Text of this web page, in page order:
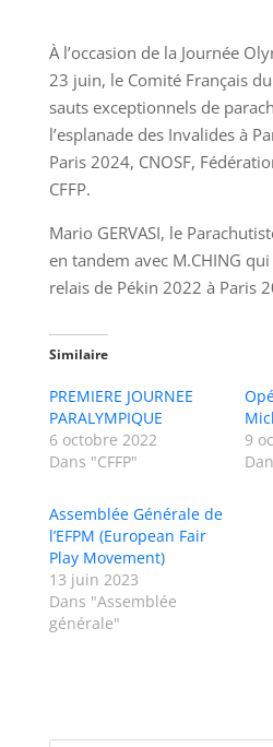
À l’occasion de la Journée
23 juin, le Comité Français
sauts exceptionnels de
l’esplanade des Invalides à
Paris 2024, CNOSF,
CFFP.
Mario GERVASI, le
en tandem avec M.CHING
relais de Pékin 2022 à Paris
Similaire
PREMIERE JOURNEE
PARALYMPIQUE
6 octobre 2022
Dans "CFFP"
9
Assemblée Générale de
l’EFPM (European Fair
Play Movement)
13 juin 2023
Dans "Assemblée
générale"